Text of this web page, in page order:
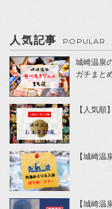
人気記事 POPULAR
城崎温泉
ガチまと
【人気
【城崎
【城崎